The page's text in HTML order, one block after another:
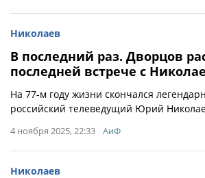
Николаев
В последний раз. Дворцов
последней встрече с
На 77-м году жизни скончался
российский телеведущий Юрий
4 ноября 2025, 22:33 АиФ
Николаев